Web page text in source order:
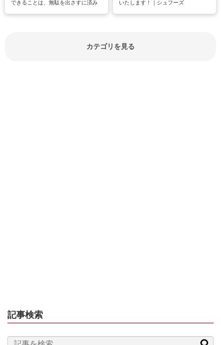
できることは、無駄を出さすに済み
いたします！｜シュフーズ
カテゴリを見る
記事検索